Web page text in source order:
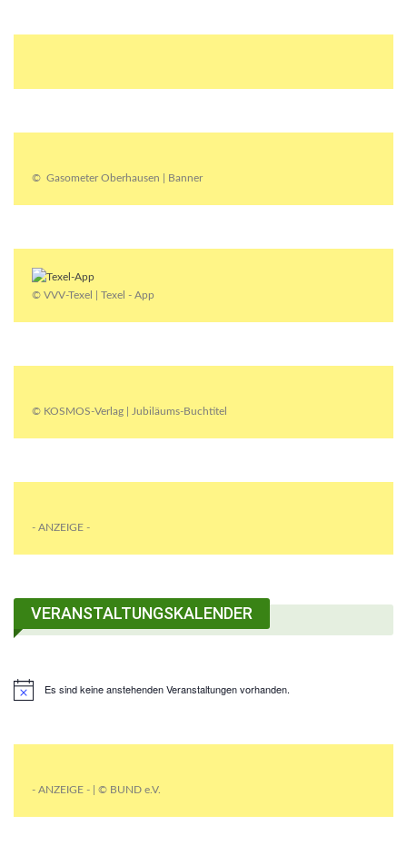
© Gasometer Oberhausen | Banner
© VVV-Texel | Texel - App
© KOSMOS-Verlag | Jubiläums-Buchtitel
- ANZEIGE -
VERANSTALTUNGSKALENDER
Es sind keine anstehenden Veranstaltungen vorhanden.
- ANZEIGE - | © BUND e.V.